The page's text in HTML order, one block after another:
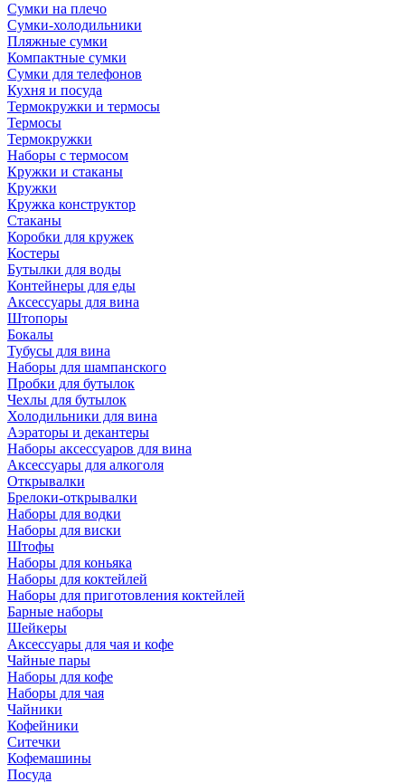
Сумки на плечо
Сумки-холодильники
Пляжные сумки
Компактные сумки
Сумки для телефонов
Кухня и посуда
Термокружки и термосы
Термосы
Термокружки
Наборы с термосом
Кружки и стаканы
Кружки
Кружка конструктор
Стаканы
Коробки для кружек
Костеры
Бутылки для воды
Контейнеры для еды
Аксессуары для вина
Штопоры
Бокалы
Тубусы для вина
Наборы для шампанского
Пробки для бутылок
Чехлы для бутылок
Холодильники для вина
Аэраторы и декантеры
Наборы аксессуаров для вина
Аксессуары для алкоголя
Открывалки
Брелоки-открывалки
Наборы для водки
Наборы для виски
Штофы
Наборы для коньяка
Наборы для коктейлей
Наборы для приготовления коктейлей
Барные наборы
Шейкеры
Аксессуары для чая и кофе
Чайные пары
Наборы для кофе
Наборы для чая
Чайники
Кофейники
Ситечки
Кофемашины
Посуда